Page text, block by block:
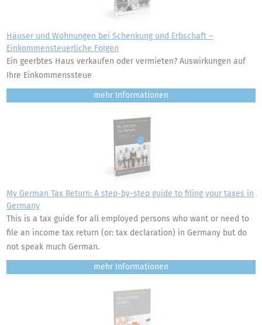
Häuser und Wohnungen bei Schenkung und Erbschaft –
Einkommensteuerliche Folgen
Ein geerbtes Haus verkaufen oder vermieten? Auswirkungen auf
Ihre Einkommenssteue
mehr
My German Tax Return: A step-by-step guide to filing your taxes in
Germany
This is a tax guide for all employed persons who want or need to
file an income tax return (or: tax declaration) in Germany but do
not speak much German.
mehr